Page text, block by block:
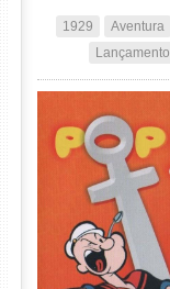
1929 Aventura
Lançamento